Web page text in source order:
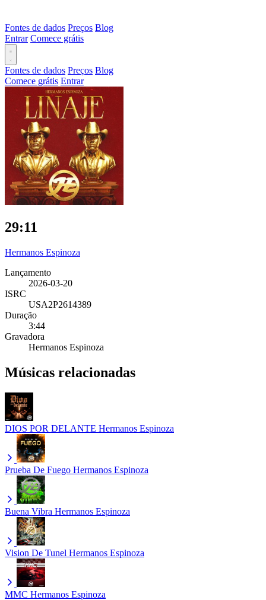
Fontes de dados Preços Blog
Entrar Comece grátis
Fontes de dados Preços Blog
Comece grátis Entrar
29:11
Hermanos Espinoza
Lançamento
2026-03-20
ISRC
USA2P2614389
Duração
3:44
Gravadora
Hermanos Espinoza
Músicas relacionadas
DIOS POR DELANTE Hermanos Espinoza
Prueba De Fuego Hermanos Espinoza
Buena Vibra Hermanos Espinoza
Vision De Tunel Hermanos Espinoza
MMC Hermanos Espinoza